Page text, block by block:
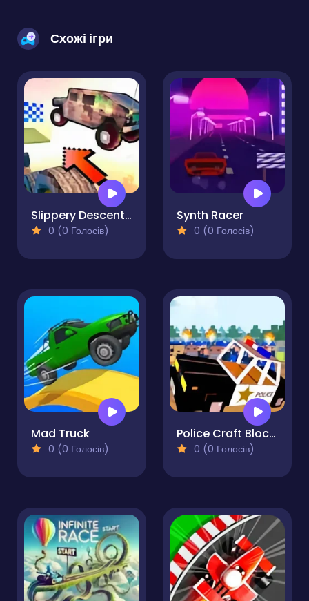
Схожі ігри
Slippery Descent By Car
0 (0 Голосів)
Synth Racer
0 (0 Голосів)
Mad Truck
0 (0 Голосів)
Police Craft Block Car Race
0 (0 Голосів)